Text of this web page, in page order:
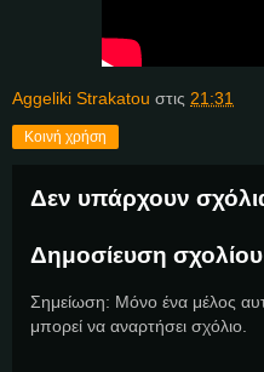
Aggeliki Strakatou στις 21:31
Κοινή χρήση
Δεν υπάρχουν
Δημοσίευση σχολίου
Σημείωση: Μόνο ένα μέλος
μπορεί να αναρτήσει σχόλιο.